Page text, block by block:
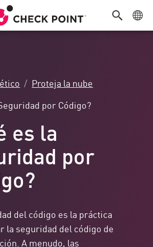
Proteja la nube
por Código?
es la
por
del código es la práctica
la seguridad del código de
A menudo, las